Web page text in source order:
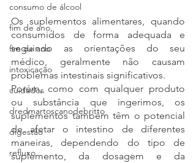
consumo de álcool
fim de ano,
fim de ano
intoxicação
cuidados
dredmartoscanodebritto
digestão
refluxo
Os suplementos alimentares, quando
consumidos de forma adequada e
seguindo as orientações do seu
médico, geralmente não causam
problemas intestinais significativos.
Porém, como com qualquer produto
ou substância que ingerimos, os
suplementos também têm o potencial
de afetar o intestino de diferentes
maneiras, dependendo do tipo de
suplemento, da dosagem e da